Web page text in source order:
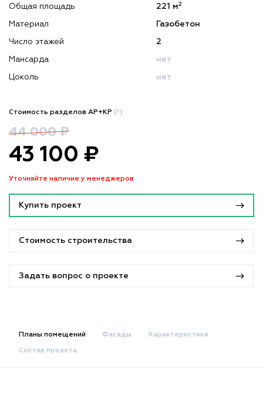
Общая площадь 221 м2
Материал Газобетон
Число этажей 2
Мансарда нет
Цоколь нет
Стоимость разделов АР+КР (?)
44 000 ₽
43 100 ₽
Уточняйте наличие у менеджеров
Купить проект
Стоимость строительства
Задать вопрос о проекте
Планы помещений Фасады Характеристики
Состав проекта